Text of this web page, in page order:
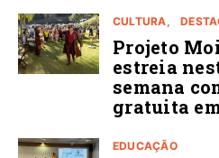
CULTURA
Projeto
estreia
semana
gratuita
EDUCAÇÃO